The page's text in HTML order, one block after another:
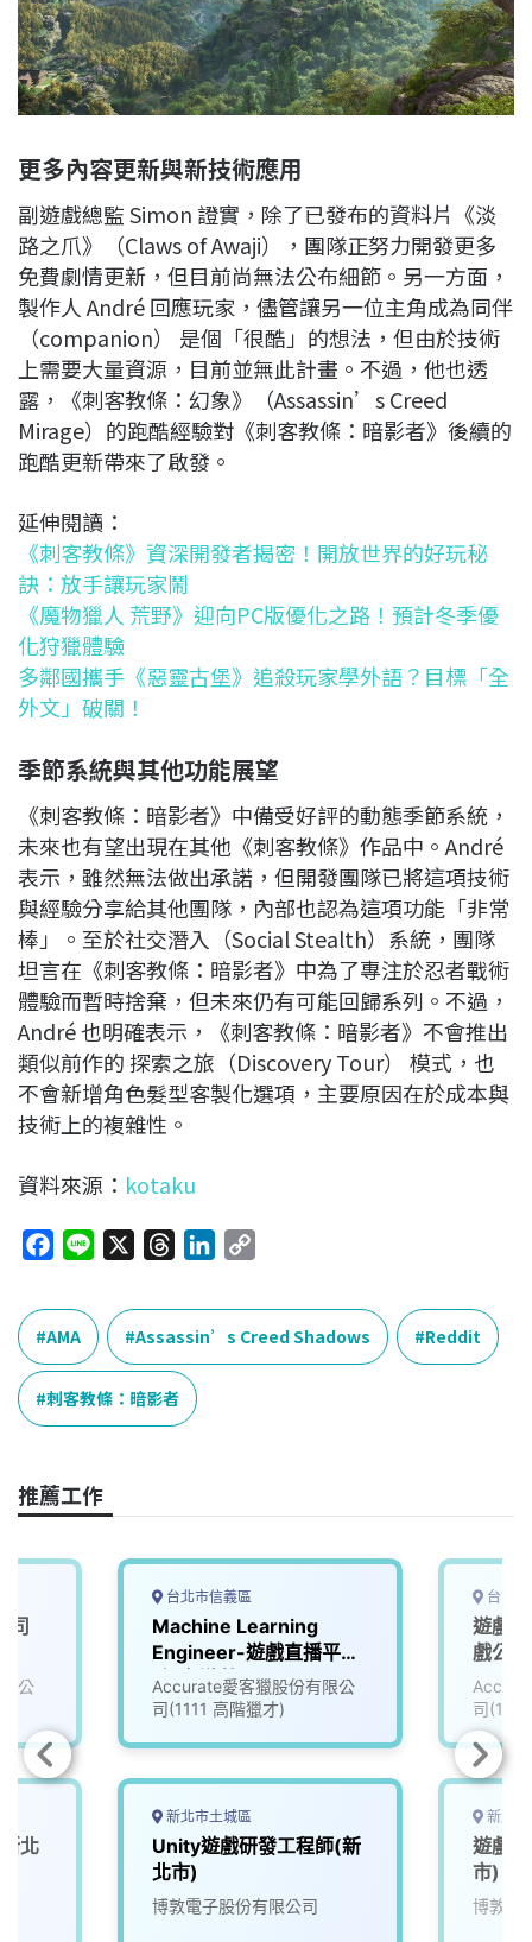
更多內容更新與新技術應用
副遊戲總監 Simon 證實，除了已發布的資料片《淡
路之爪》（Claws of Awaji），團隊正努力開發更多
免費劇情更新，但目前尚無法公布細節。另一方面，
製作人 André 回應玩家，儘管讓另一位主角成為同伴
（companion） 是個「很酷」的想法，但由於技術
上需要大量資源，目前並無此計畫。不過，他也透
露，《刺客教條：幻象》（Assassin’s Creed
Mirage）的跑酷經驗對《刺客教條：暗影者》後續的
跑酷更新帶來了啟發。
延伸閱讀：
《刺客教條》資深開發者揭密！開放世界的好玩秘
訣：放手讓玩家鬧
《魔物獵人 荒野》迎向PC版優化之路！預計冬季優
化狩獵體驗
多鄰國攜手《惡靈古堡》追殺玩家學外語？目標「全
外文」破關！
季節系統與其他功能展望
《刺客教條：暗影者》中備受好評的動態季節系統，
未來也有望出現在其他《刺客教條》作品中。André
表示，雖然無法做出承諾，但開發團隊已將這項技術
與經驗分享給其他團隊，內部也認為這項功能「非常
棒」。至於社交潛入（Social Stealth）系統，團隊
坦言在《刺客教條：暗影者》中為了專注於忍者戰術
體驗而暫時捨棄，但未來仍有可能回歸系列。不過，
André 也明確表示，《刺客教條：暗影者》不會推出
類似前作的 探索之旅（Discovery Tour） 模式，也
不會新增角色髮型客製化選項，主要原因在於成本與
技術上的複雜性。
資料來源： kotaku
c
e
b
o
o
e
r
e
a
d
s
n
e
p
y
L
AMA Assassin’s Creed Shadows Reddit
刺客教條：暗影者
推薦工作
司
公
北
台北市信義區
Machine Learning
Engineer-遊戲直播平台
_知名遊戲公司
(3005837)
Accurate愛客獵股份有限公
司(1111 高階獵才)
新北市土城區
Unity遊戲研發工程師(新
北市)
博敦電子股份有限公司
台中
遊戲
戲公
司
新北
遊戲
市)
博敦電